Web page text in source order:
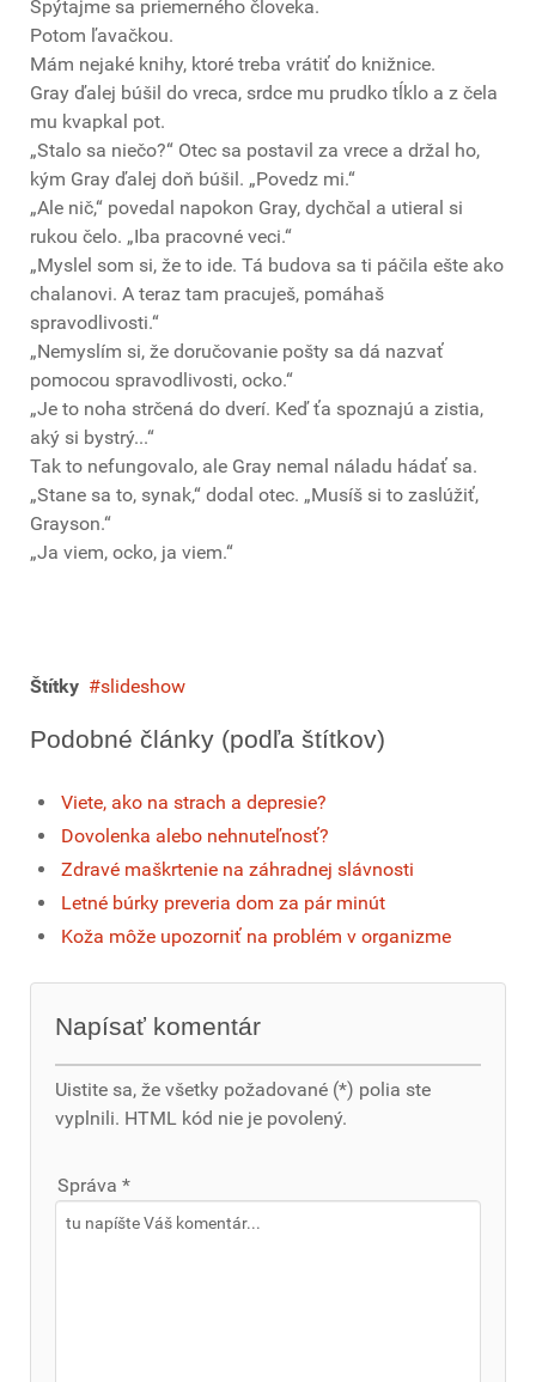
Spýtajme sa priemerného človeka.
Potom ľavačkou.
Mám nejaké knihy, ktoré treba vrátiť do knižnice.
Gray ďalej búšil do vreca, srdce mu prudko tĺklo a z čela
mu kvapkal pot.
„Stalo sa niečo?“ Otec sa postavil za vrece a držal ho,
kým Gray ďalej doň búšil. „Povedz mi.“
„Ale nič,“ povedal napokon Gray, dychčal a utieral si
rukou čelo. „Iba pracovné veci.“
„Myslel som si, že to ide. Tá budova sa ti páčila ešte ako
chalanovi. A teraz tam pracuješ, pomáhaš
spravodlivosti.“
„Nemyslím si, že doručovanie pošty sa dá nazvať
pomocou spravodlivosti, ocko.“
„Je to noha strčená do dverí. Keď ťa spoznajú a zistia,
aký si bystrý...“
Tak to nefungovalo, ale Gray nemal náladu hádať sa.
„Stane sa to, synak,“ dodal otec. „Musíš si to zaslúžiť,
Grayson.“
„Ja viem, ocko, ja viem.“
Štítky slideshow
Podobné články (podľa štítkov)
Viete, ako na strach a depresie?
Dovolenka alebo nehnuteľnosť?
Zdravé maškrtenie na záhradnej slávnosti
Letné búrky preveria dom za pár minút
Koža môže upozorniť na problém v organizme
Napísať komentár
Uistite sa, že všetky požadované (*) polia ste
vyplnili. HTML kód nie je povolený.
Správa *